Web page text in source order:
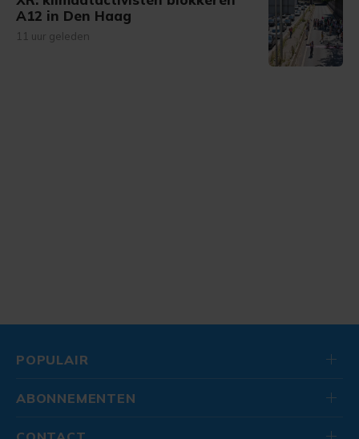
A12 in Den Haag
11 uur geleden
POPULAIR
ABONNEMENTEN